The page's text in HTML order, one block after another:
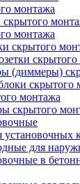
монтажа
монтажа
скрытого
(диммеры)
скрытого
монтажа
скрытого
установочных
для
в